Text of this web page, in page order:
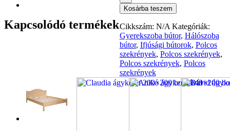
Kosárba teszem
Cikkszám: N/A Kategóriák:
Gyerekszoba bútor, Hálószoba
bútor, Ifjúsági bútorok, Polcos
szekrények, Polcos szekrények,
Polcos szekrények, Polcos
szekrények
Kapcsolódó termékek